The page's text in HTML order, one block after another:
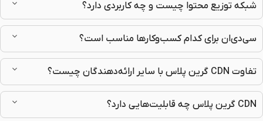
شبکه توزیع محتوا چیست و چه کاربردی دارد؟
سی‌دی‌ان برای کدام کسب‌وکارها مناسب است؟
تفاوت CDN گرین پلاس با سایر ارائه‌دهندگان چیست؟
CDN گرین پلاس چه قابلیت‌هایی دارد؟